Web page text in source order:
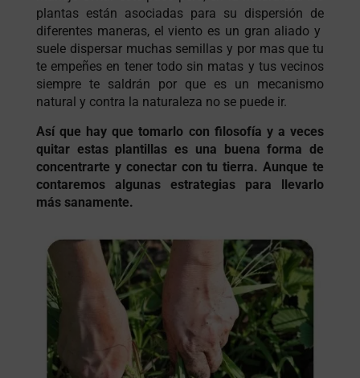
plantas están asociadas para su dispersión de
diferentes maneras, el viento es un gran aliado y
suele dispersar muchas semillas y por mas que tu
te empeñes en tener todo sin matas y tus vecinos
siempre te saldrán por que es un mecanismo
natural y contra la naturaleza no se puede ir.
Así que hay que tomarlo con filosofía y a veces
quitar estas plantillas es una buena forma de
concentrarte y conectar con tu tierra. Aunque te
contaremos algunas estrategias para llevarlo
más sanamente.